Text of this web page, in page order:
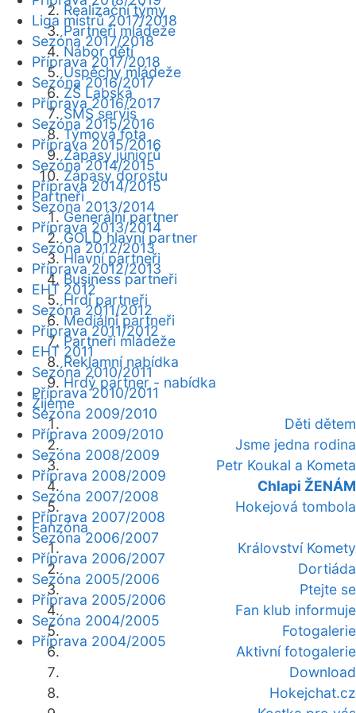
Realizační týmy
Partneři mládeže
Nábor dětí
Úspěchy mládeže
ZŠ Labská
SMS servis
Týmová fota
Zápasy juniorů
Zápasy dorostu
Partneři
Generální partner
GOLD hlavní partner
Hlavní partneři
Business partneři
Hrdí partneři
Mediální partneři
Partneři mládeže
Reklamní nabídka
Hrdý partner - nabídka
Žijeme
Děti dětem
Jsme jedna rodina
Petr Koukal a Kometa
Chlapi ŽENÁM
Hokejová tombola
Fanzóna
Království Komety
Dortiáda
Ptejte se
Fan klub informuje
Fotogalerie
Aktivní fotogalerie
Download
Hokejchat.cz
Liga mistrů 2017/2018
Sezóna 2017/2018
Příprava 2017/2018
Sezóna 2016/2017
Příprava 2016/2017
Sezóna 2015/2016
Příprava 2015/2016
Sezóna 2014/2015
Příprava 2014/2015
Sezóna 2013/2014
Příprava 2013/2014
Sezóna 2012/2013
Příprava 2012/2013
EHT 2012
Sezóna 2011/2012
Příprava 2011/2012
EHT 2011
Sezóna 2010/2011
Příprava 2010/2011
Sezóna 2009/2010
Příprava 2009/2010
Sezóna 2008/2009
Příprava 2008/2009
Sezóna 2007/2008
Příprava 2007/2008
Sezóna 2006/2007
Příprava 2006/2007
Sezóna 2005/2006
Příprava 2005/2006
Sezóna 2004/2005
Příprava 2004/2005